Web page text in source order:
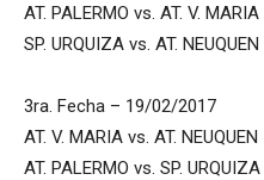
AT. PALERMO vs. AT. V. MARIA
SP. URQUIZA vs. AT. NEUQUEN
3ra. Fecha – 19/02/2017
AT. V. MARIA vs. AT. NEUQUEN
AT. PALERMO vs. SP. URQUIZA